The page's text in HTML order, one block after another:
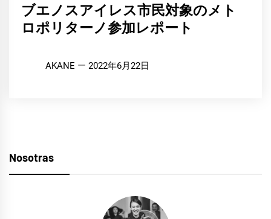
ブエノスアイレス市民対象のメト
ロポリターノ参加レポート
AKANE 2022年6月22日
Nosotras